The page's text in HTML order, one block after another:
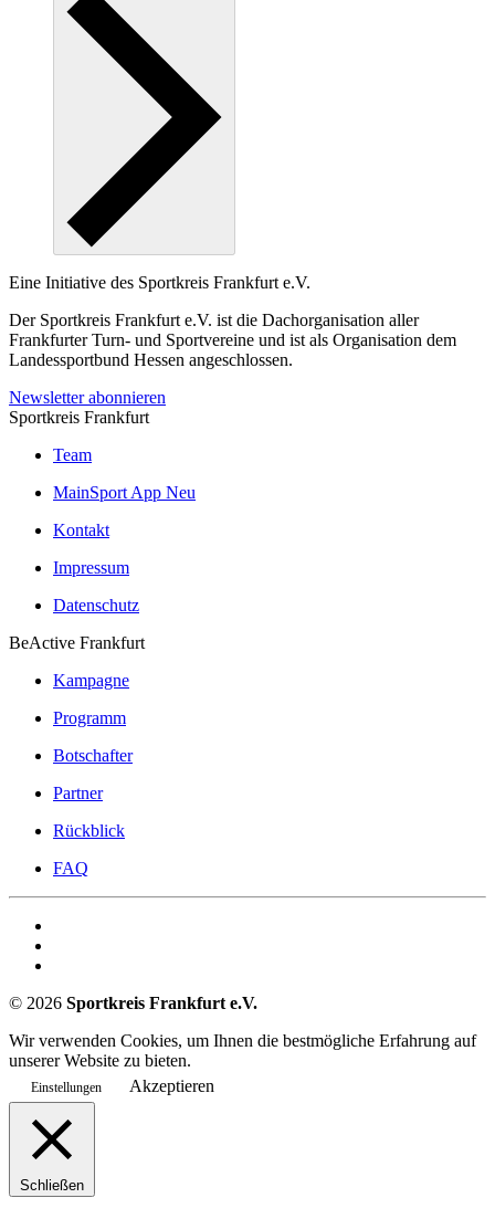
Eine Initiative des Sportkreis Frankfurt e.V.
Der Sportkreis Frankfurt e.V. ist die Dachorganisation aller
Frankfurter Turn- und Sportvereine und ist als Organisation dem
Landessportbund Hessen angeschlossen.
Newsletter abonnieren
Sportkreis Frankfurt
Team
MainSport App Neu
Kontakt
Impressum
Datenschutz
BeActive Frankfurt
Kampagne
Programm
Botschafter
Partner
Rückblick
FAQ
© 2026 Sportkreis Frankfurt e.V.
Wir verwenden Cookies, um Ihnen die bestmögliche Erfahrung auf
unserer Website zu bieten.
Einstellungen Akzeptieren
Schließen